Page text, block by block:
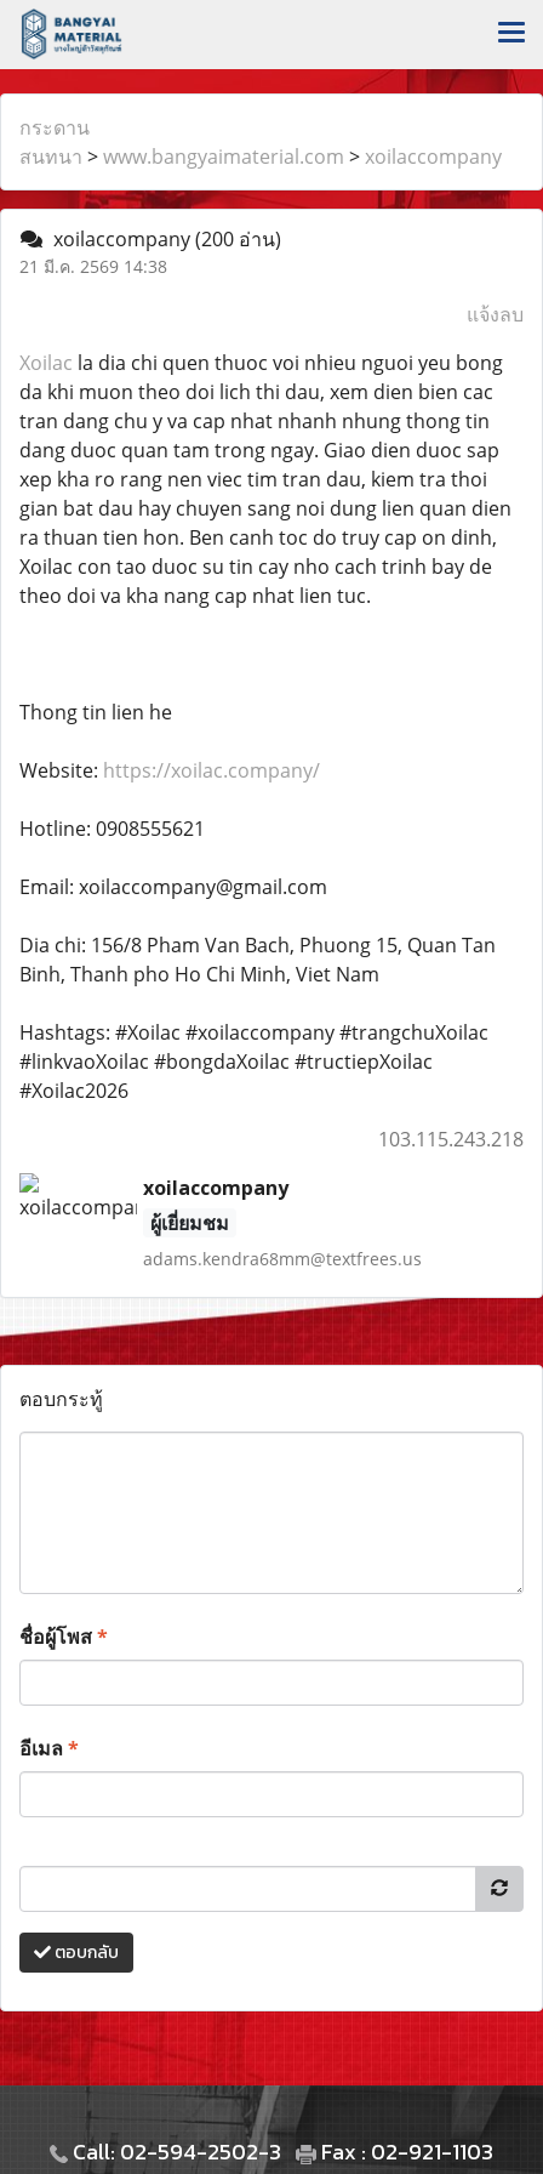
กระดาน
สนทนา >www.bangyaimaterial.com >xoilaccompany
xoilaccompany(200 อ่าน)
21 มี.ค. 2569 14:38
แจ้งลบ
Xoilac la dia chi quen thuoc voi nhieu nguoi yeu bong
da khi muon theo doi lich thi dau, xem dien bien cac
tran dang chu y va cap nhat nhanh nhung thong tin
dang duoc quan tam trong ngay. Giao dien duoc sap
xep kha ro rang nen viec tim tran dau, kiem tra thoi
gian bat dau hay chuyen sang noi dung lien quan dien
ra thuan tien hon. Ben canh toc do truy cap on dinh,
Xoilac con tao duoc su tin cay nho cach trinh bay de
theo doi va kha nang cap nhat lien tuc.
Thong tin lien he
Website: https://xoilac.company/
Hotline: 0908555621
Email: xoilaccompany@gmail.com
Dia chi: 156/8 Pham Van Bach, Phuong 15, Quan Tan
Binh, Thanh pho Ho Chi Minh, Viet Nam
Hashtags: #Xoilac #xoilaccompany #trangchuXoilac
#linkvaoXoilac #bongdaXoilac #tructiepXoilac
#Xoilac2026
103.115.243.218
xoilaccompany
ผู้เยี่ยมชม
adams.kendra68mm@textfrees.us
ตอบกระทู้
ชื่อผู้โพส*
อีเมล*
ตอบกลับ
Call: 02-594-2502-3
Fax : 02-921-1103